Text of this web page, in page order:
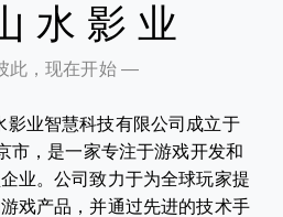
水影业
此，现在开始 —
影业智慧科技有限公司成立于
市，是一家专注于游戏开发和
业。公司致力于为全球玩家提
戏产品，并通过先进的技术手